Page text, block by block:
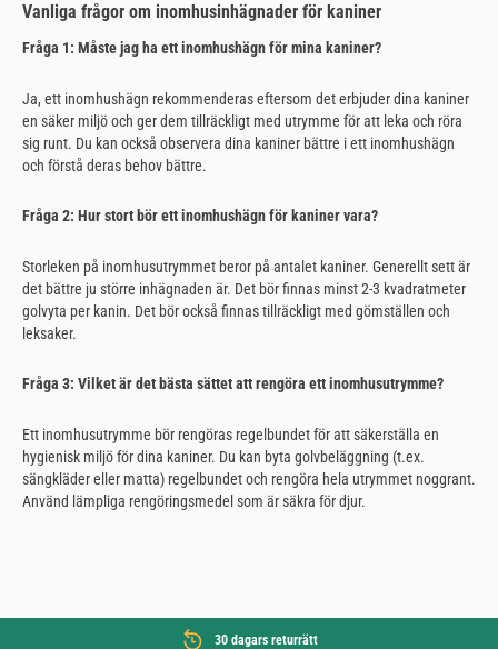
Vanliga frågor om inomhusinhägnader för kaniner
Fråga 1: Måste jag ha ett inomhushägn för mina kaniner?
Ja, ett inomhushägn rekommenderas eftersom det erbjuder dina kaniner
en säker miljö och ger dem tillräckligt med utrymme för att leka och röra
sig runt. Du kan också observera dina kaniner bättre i ett inomhushägn
och förstå deras behov bättre.
Fråga 2: Hur stort bör ett inomhushägn för kaniner vara?
Storleken på inomhusutrymmet beror på antalet kaniner. Generellt sett är
det bättre ju större inhägnaden är. Det bör finnas minst 2-3 kvadratmeter
golvyta per kanin. Det bör också finnas tillräckligt med gömställen och
leksaker.
Fråga 3: Vilket är det bästa sättet att rengöra ett inomhusutrymme?
Ett inomhusutrymme bör rengöras regelbundet för att säkerställa en
hygienisk miljö för dina kaniner. Du kan byta golvbeläggning (t.ex.
sängkläder eller matta) regelbundet och rengöra hela utrymmet noggrant.
Använd lämpliga rengöringsmedel som är säkra för djur.
30 dagars returrätt